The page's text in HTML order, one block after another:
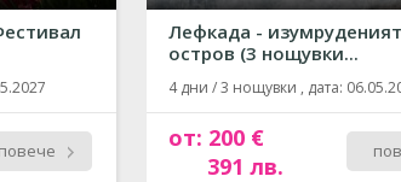
повече
Лефкада - изумруденият
остров (3 нощувки...
4 дни / 3 нощувки , дата:
от: 200 €
391 лв.